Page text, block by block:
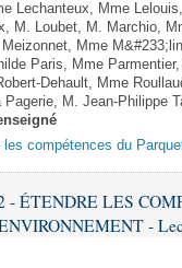
Lechanteux, Mme
M. Loubet, M. Marchio,
Mme
Paris, Mme
Dehault, Mme
Pagerie, M. Jean-
compétences du
- ÉTENDRE LES
-